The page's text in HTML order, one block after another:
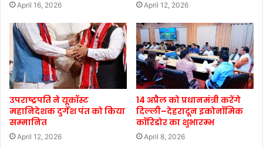
April 16, 2026 April 12, 2026
उपराष्ट्रपति ने यूकॉस्ट
महानिदेशक दुर्गेश पंत को किया
सम्मानित
April 12, 2026
14 अप्रैल को प्रधानमंत्री करेंगे
दिल्ली–देहरादून इकोनॉमिक
कॉरिडोर का शुभारम्भ
April 8, 2026